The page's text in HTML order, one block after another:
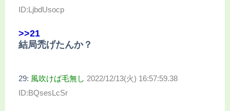
ID:LjbdUsocp
>>21
結局禿げたんか？
29: 風吹けば毛無し 2022/12/13(火) 16:57:59.38
ID:BQsesLcSr